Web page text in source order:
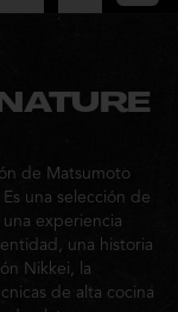
de Matsumoto
una selección de
experiencia
una historia
Nikkei, la
de alta cocina